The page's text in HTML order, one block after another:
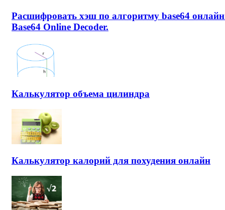
Расшифровать хэш по алгоритму base64
Base64 Online Decoder.
Калькулятор объема цилиндра
Калькулятор калорий для похудения онлайн